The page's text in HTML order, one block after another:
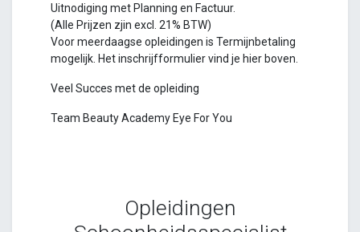
Uitnodiging met Planning en Factuur.
(Alle Prijzen zjin excl. 21% BTW)
Voor meerdaagse opleidingen is Termijnbetaling
mogelijk. Het inschrijfformulier vind je hier boven.
Veel Succes met de opleiding
Team Beauty Academy Eye For You
Opleidingen